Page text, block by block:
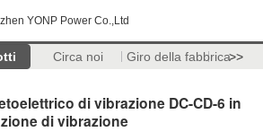
YONP Power Co.,Ltd
Circa noi Giro della fabbrica>>
di vibrazione DC-CD-6 in
di vibrazione